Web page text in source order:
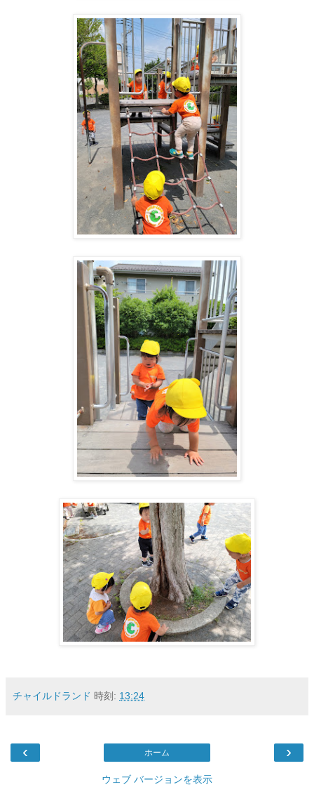
チャイルドランド 時刻: 13:24
‹ ›
ホーム
ウェブ バージョンを表示